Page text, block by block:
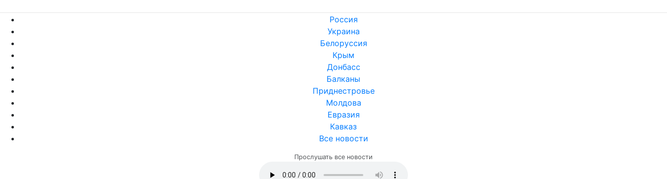
Россия
Украина
Белоруссия
Крым
Донбасс
Балканы
Приднестровье
Молдова
Евразия
Кавказ
Все новости
Прослушать все новости